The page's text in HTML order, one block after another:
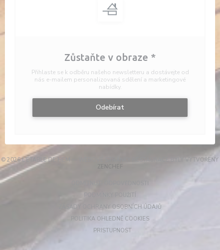
Zůstaňte v obraze *
Přihlaste se k odběru našeho newsletteru a dostávejte od
nás e-mailem personalizovaná sdělení a marketingové
nabídky.
Odebírat
© 2026 L'ÉTABLE DE HEM — WEBOVÉ STRÁNKY RESTAURACE BYLY VYTVOŘENY
ZENCHEF
ODMÍTNUTÍ ODPOVĚDNOSTI ((OTEVŘE SE V NOVÉM
PODMÍNKY POUŽITÍ
ZÁSADY OCHRANY OSOBNÍCH ÚDAJŮ
POLITIKA OHLEDNĚ COOKIES((OTEVŘE SE V NOVÉM
PRISTUPNOST((OTEVŘE SE V NOVÉM OKNĚ))